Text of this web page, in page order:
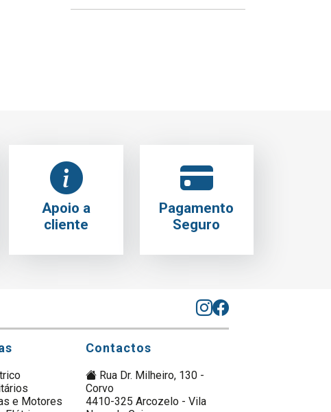
Apoio a
cliente
Pagamento
Seguro
e Motores
Contactos
Rua Dr. Milheiro, 130 -
Corvo
4410-325 Arcozelo - Vila